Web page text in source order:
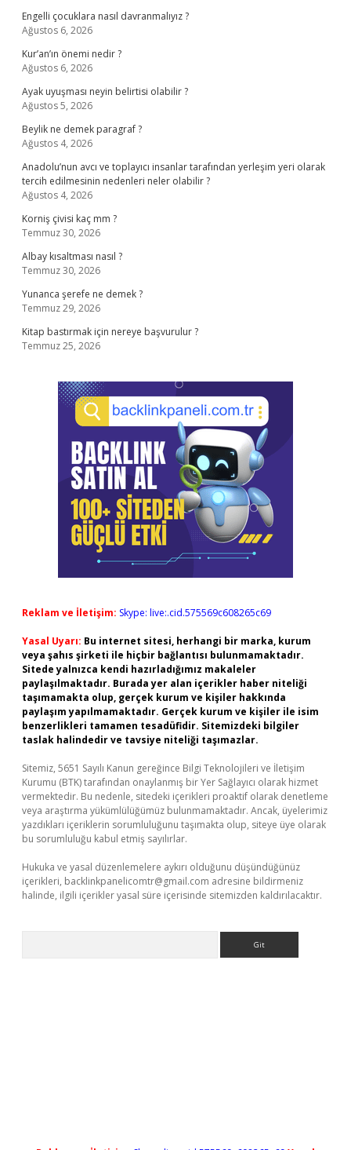
Engelli çocuklara nasıl davranmalıyız ?
Ağustos 6, 2026
Kur’an’ın önemi nedir ?
Ağustos 6, 2026
Ayak uyuşması neyin belirtisi olabilir ?
Ağustos 5, 2026
Beylik ne demek paragraf ?
Ağustos 4, 2026
Anadolu’nun avcı ve toplayıcı insanlar tarafından yerleşim yeri olarak
tercih edilmesinin nedenleri neler olabilir ?
Ağustos 4, 2026
Korniş çivisi kaç mm ?
Temmuz 30, 2026
Albay kısaltması nasıl ?
Temmuz 30, 2026
Yunanca şerefe ne demek ?
Temmuz 29, 2026
Kitap bastırmak için nereye başvurulur ?
Temmuz 25, 2026
Reklam ve İletişim: Skype: live:.cid.575569c608265c69
Yasal Uyarı: Bu internet sitesi, herhangi bir marka, kurum
veya şahıs şirketi ile hiçbir bağlantısı bulunmamaktadır.
Sitede yalnızca kendi hazırladığımız makaleler
paylaşılmaktadır. Burada yer alan içerikler haber niteliği
taşımamakta olup, gerçek kurum ve kişiler hakkında
paylaşım yapılmamaktadır. Gerçek kurum ve kişiler ile isim
benzerlikleri tamamen tesadüfidir. Sitemizdeki bilgiler
taslak halindedir ve tavsiye niteliği taşımazlar.
Sitemiz, 5651 Sayılı Kanun gereğince Bilgi Teknolojileri ve İletişim
Kurumu (BTK) tarafından onaylanmış bir Yer Sağlayıcı olarak hizmet
vermektedir. Bu nedenle, sitedeki içerikleri proaktif olarak denetleme
veya araştırma yükümlülüğümüz bulunmamaktadır. Ancak, üyelerimiz
yazdıkları içeriklerin sorumluluğunu taşımakta olup, siteye üye olarak
bu sorumluluğu kabul etmiş sayılırlar.
Hukuka ve yasal düzenlemelere aykırı olduğunu düşündüğünüz
içerikleri, backlinkpanelicomtr@gmail.com adresine bildirmeniz
halinde, ilgili içerikler yasal süre içerisinde sitemizden kaldırılacaktır.